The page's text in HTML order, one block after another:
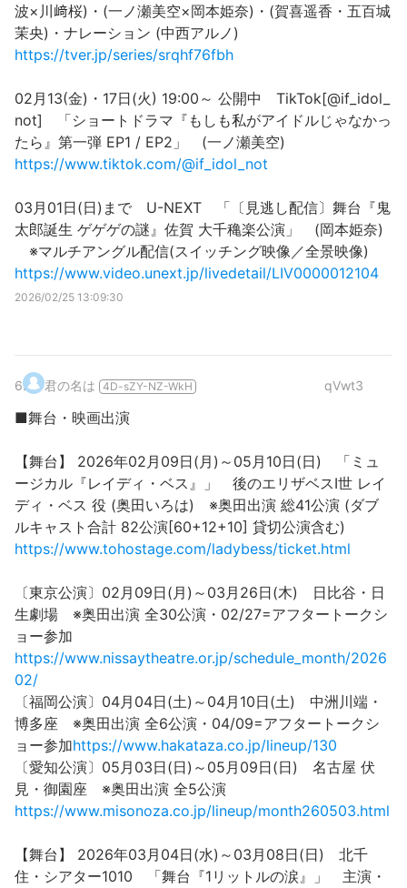
波×川﨑桜)・(一ノ瀬美空×岡本姫奈)・(賀喜遥香・五百城
茉央)・ナレーション (中西アルノ)
https://tver.jp/series/srqhf76fbh
02月13(金)・17日(火) 19:00～ 公開中 TikTok[@if_idol_
not] 「ショートドラマ『もしも私がアイドルじゃなかっ
たら』第一弾 EP1 / EP2」 (一ノ瀬美空)
https://www.tiktok.com/@if_idol_not
03月01日(日)まで U-NEXT 「〔見逃し配信〕舞台『鬼
太郎誕生 ゲゲゲの謎』佐賀 大千穐楽公演」 (岡本姫奈)
※マルチアングル配信(スイッチング映像／全景映像)
https://www.video.unext.jp/livedetail/LIV0000012104
2026/02/25 13:09:30
6. 君の名は 4D-sZY-NZ-WkH qVwt3
■舞台・映画出演
【舞台】 2026年02月09日(月)～05月10日(日) 「ミュ
ージカル『レイディ・ベス』」 後のエリザベスⅠ世 レイ
ディ・ベス 役 (奥田いろは) ※奥田出演 総41公演 (ダブ
ルキャスト合計 82公演[60+12+10] 貸切公演含む)
https://www.tohostage.com/ladybess/ticket.html
〔東京公演〕02月09日(月)～03月26日(木) 日比谷・日
生劇場 ※奥田出演 全30公演・02/27=アフタートークシ
ョー参加
https://www.nissaytheatre.or.jp/schedule_month/2026
02/
〔福岡公演〕04月04日(土)～04月10日(土) 中洲川端・
博多座 ※奥田出演 全6公演・04/09=アフタートークシ
ョー参加https://www.hakataza.co.jp/lineup/130
〔愛知公演〕05月03日(日)～05月09日(日) 名古屋 伏
見・御園座 ※奥田出演 全5公演
https://www.misonoza.co.jp/lineup/month260503.html
【舞台】 2026年03月04日(水)～03月08日(日) 北千
住・シアター1010 「舞台『1リットルの涙』」 主演・